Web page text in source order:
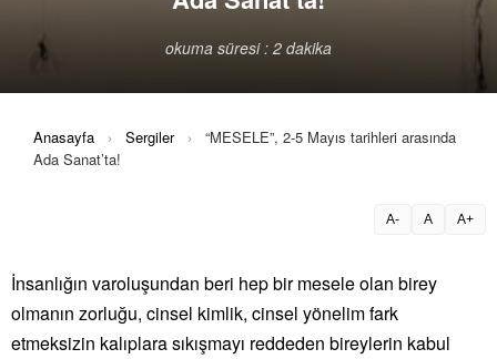
okuma süresi : 2 dakika
Anasayfa › Sergiler ›
“MESELE”, 2-5 Mayıs tarihleri arasında
Ada Sanat’ta!
A- A A+
İnsanlığın varoluşundan beri hep bir mesele olan birey
olmanın zorluğu, cinsel kimlik, cinsel yönelim fark
etmeksizin kalıplara sıkışmayı reddeden bireylerin kabul